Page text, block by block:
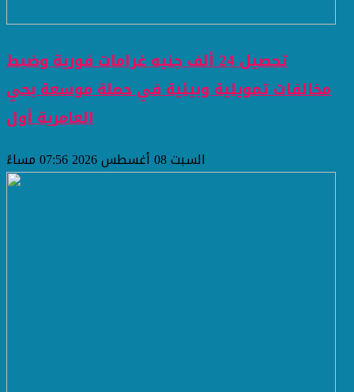
تحصيل 24 ألف جنيه غرامات فورية وضبط
مخالفات تمويلية وبيئية في حملة موسعة بحي
العامرية أول
السبت 08 أغسطس 2026 07:56 مساءً